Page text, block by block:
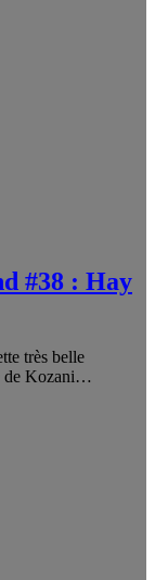
#38 : Hay
très belle
de Kozani…